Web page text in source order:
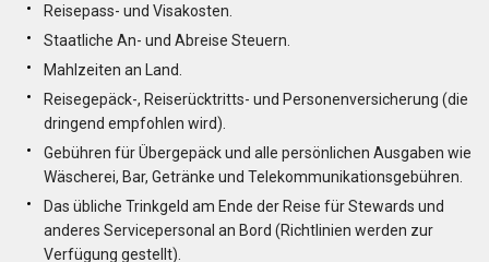
Reisepass- und Visakosten.
Staatliche An- und Abreise Steuern.
Mahlzeiten an Land.
Reisegepäck-, Reiserücktritts- und Personenversicherung (die
dringend empfohlen wird).
Gebühren für Übergepäck und alle persönlichen Ausgaben wie
Wäscherei, Bar, Getränke und Telekommunikationsgebühren.
Das übliche Trinkgeld am Ende der Reise für Stewards und
anderes Servicepersonal an Bord (Richtlinien werden zur
Verfügung gestellt).